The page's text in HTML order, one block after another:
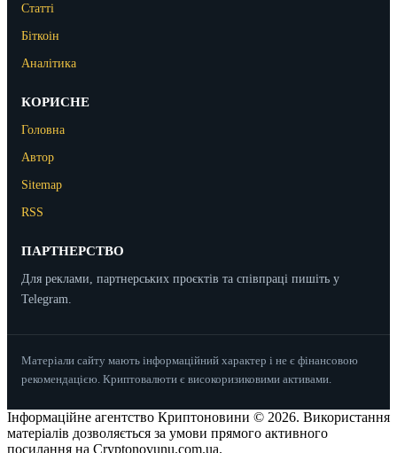
Статті
Біткоін
Аналітика
КОРИСНЕ
Головна
Автор
Sitemap
RSS
ПАРТНЕРСТВО
Для реклами, партнерських проєктів та співпраці пишіть у
Telegram.
Матеріали сайту мають інформаційний характер і не є фінансовою
рекомендацією. Криптовалюти є високоризиковими активами.
Інформаційне агентство Криптоновини © 2026. Використання
матеріалів дозволяється за умови прямого активного
посилання на Cryptonovunu.com.ua.